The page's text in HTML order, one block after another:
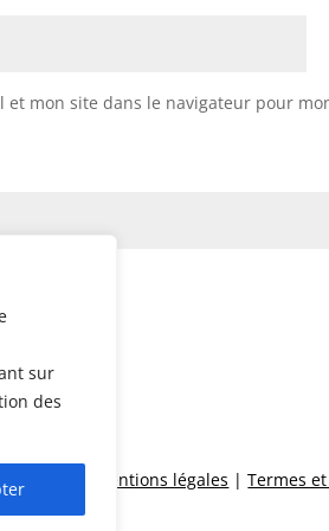
sur
des
et mon site dans le navigateur pour
| Mentions légales |Termes